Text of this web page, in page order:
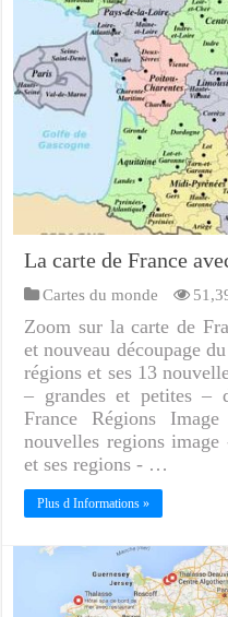
La carte de France
Cartes du monde
Zoom sur la carte de
et nouveau découpage
régions et ses 13
– grandes et petites –
France Régions
nouvelles regions
et ses regions - …
Plus d Informations »